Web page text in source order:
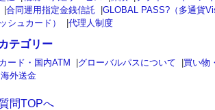
|合同運用指定金銭信託 |GLOBAL PASS?（多通貨
シュカード）
|代理人制度
テゴリー
ード・国内ATM |グローバルパスについて |買い物
外送金
問TOPへ